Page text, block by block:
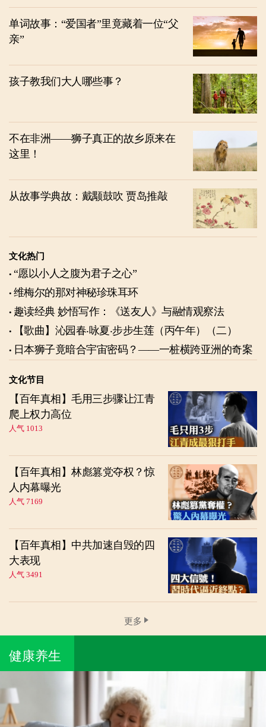
单词故事：“爱国者”里竟藏着一位“父
亲”
孩子教我们大人哪些事？
不在非洲——狮子真正的故乡原来在
这里！
从故事学典故：戴颙鼓吹 贾岛推敲
文化热门
“愿以小人之腹为君子之心”
维梅尔的那对神秘珍珠耳环
趣读经典 妙悟写作：《送友人》与融情观察法
【歌曲】沁园春‧咏夏‧步步生莲（丙午年）（二）
日本狮子竟暗合宇宙密码？——一桩横跨亚洲的奇案
文化节目
【百年真相】毛用三步骤让江青
爬上权力高位
人气 1013
【百年真相】林彪篡党夺权？惊
人内幕曝光
人气 7169
【百年真相】中共加速自毁的四
大表现
人气 3491
更多
健康养生